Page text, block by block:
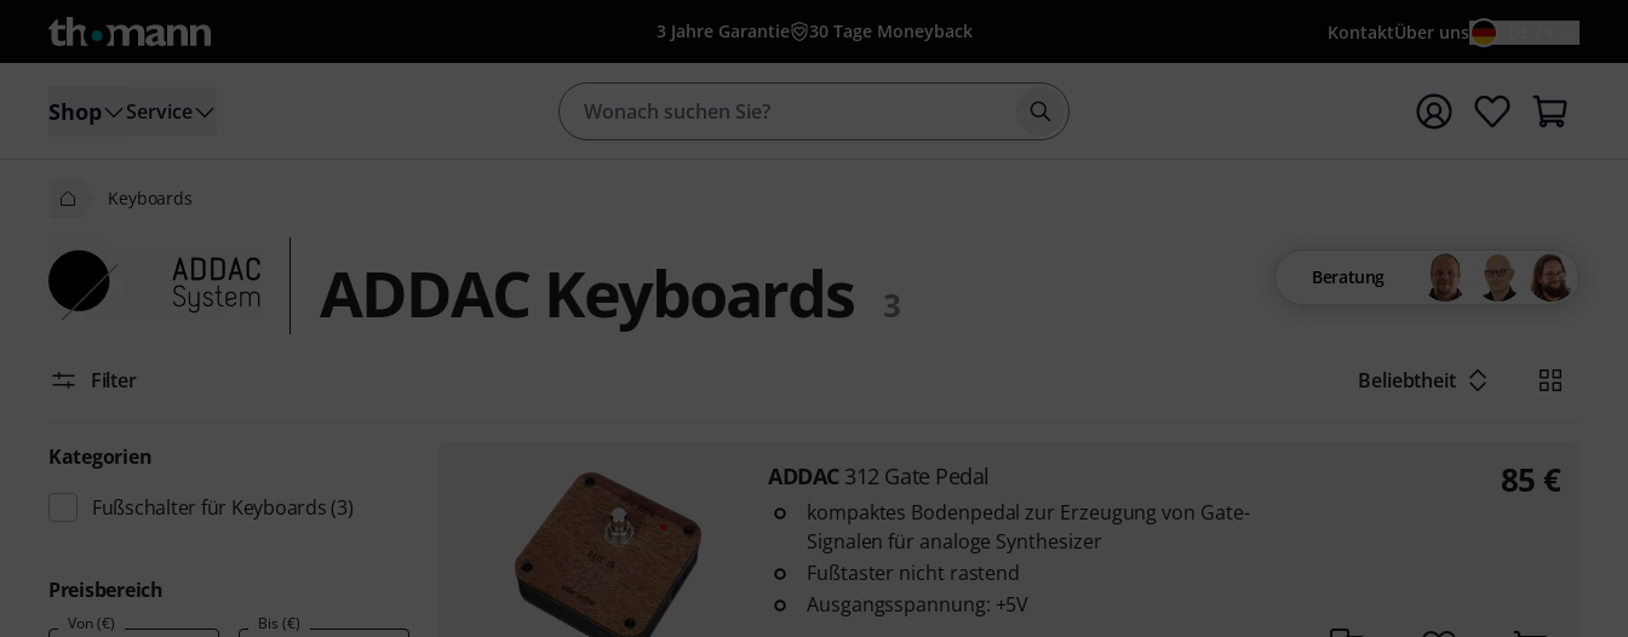
3 Jahre Garantie 30 Tage Moneyback KontaktÜber uns
Shop Service Suche mit Suchwort {searchTerm} starten
Keyboards
ADDAC Keyboards 3
Beratung
Filter Beliebtheit
Kategorien
Fußschalter für Keyboards (3)
Preisbereich
Von (€) Bis (€)
ADDAC 312 Gate Pedal
kompaktes Bodenpedal zur Erzeugung von Gate-
Signalen für analoge Synthesizer
Fußtaster nicht rastend
Ausgangsspannung: +5V
85 €